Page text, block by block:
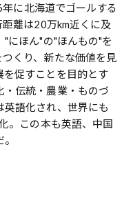
に北海道でゴールする
離は20万km近くに及
にほん"の"ほんもの"を
くり、新たな価値を見
を促すことを目的とす
・伝統・農業・ものづ
英語化され、世界にも
。この本も英語、中国